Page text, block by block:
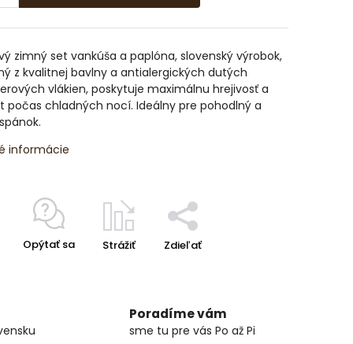
zimný set vankúša a paplóna, slovenský výrobok,
z kvalitnej bavlny a antialergických dutých
vlákien, poskytuje maximálnu hrejivosť a
počas chladných nocí. Ideálny pre pohodlný a
informácie
Opýtať sa Strážiť Zdieľať
Poradíme vám
sme tu pre vás Po až Pi